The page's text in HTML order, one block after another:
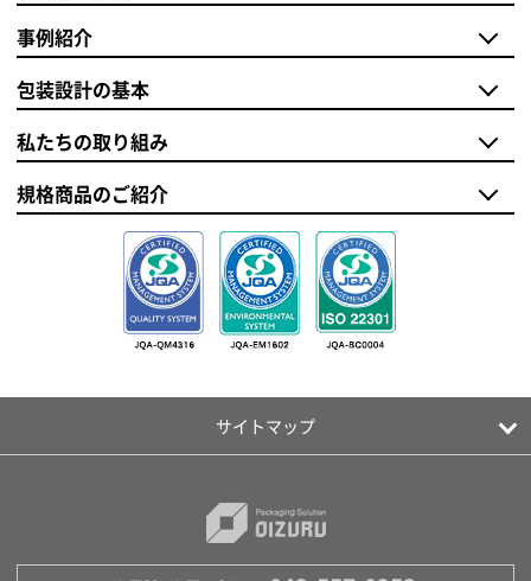
事例紹介
包装設計の基本
私たちの取り組み
規格商品のご紹介
サイトマップ